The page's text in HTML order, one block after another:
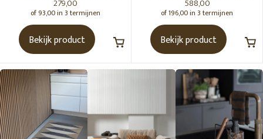
75x31 cm
279,00
of 93,00 in 3 termijnen
Bekijk product
original Outdoor zitzak
Stripe Cacao
588,00
of 196,00 in 3 termijnen
Bekijk product